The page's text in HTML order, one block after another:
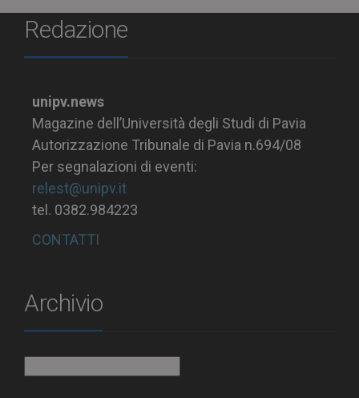
Redazione
unipv.news
Magazine dell’Università degli Studi di Pavia
Autorizzazione Tribunale di Pavia n.694/08
Per segnalazioni di eventi:
relest@unipv.it
tel. 0382.984223
CONTATTI
Archivio